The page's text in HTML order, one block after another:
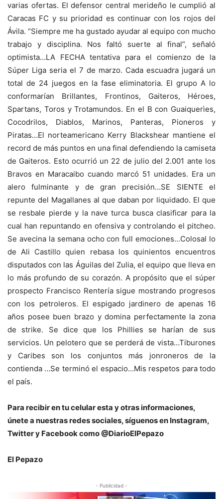
varias ofertas. El defensor central merideño le cumplió al
Caracas FC y su prioridad es continuar con los rojos del
Ávila. “Siempre me ha gustado ayudar al equipo con mucho
trabajo y disciplina. Nos faltó suerte al final”, señaló
optimista…LA FECHA tentativa para el comienzo de la
Súper Liga seria el 7 de marzo. Cada escuadra jugará un
total de 24 juegos en la fase eliminatoria. El grupo A lo
conformarían Brillantes, Frontinos, Gaiteros, Héroes,
Spartans, Toros y Trotamundos. En el B con Guaiquerìes,
Cocodrilos, Diablos, Marinos, Panteras, Pioneros y
Piratas…El norteamericano Kerry Blackshear mantiene el
record de más puntos en una final defendiendo la camiseta
de Gaiteros. Esto ocurrió un 22 de julio del 2.001 ante los
Bravos en Maracaibo cuando marcó 51 unidades. Era un
alero fulminante y de gran precisión…SE SIENTE el
repunte del Magallanes al que daban por liquidado. El que
se resbale pierde y la nave turca busca clasificar para la
cual han repuntando en ofensiva y controlando el pitcheo.
Se avecina la semana ocho con full emociones…Colosal lo
de Ali Castillo quien rebasa los quinientos encuentros
disputados con las Águilas del Zulia, el equipo que lleva en
lo más profundo de su corazón. A propósito que el súper
prospecto Francisco Rentería sigue mostrando progresos
con los petroleros. El espigado jardinero de apenas 16
años posee buen brazo y domina perfectamente la zona
de strike. Se dice que los Phillies se harían de sus
servicios. Un pelotero que se perderá de vista…Tiburones
y Caribes son los conjuntos más jonroneros de la
contienda …Se terminó el espacio…Mis respetos para todo
el país.
Para recibir en tu celular esta y otras informaciones,
únete a nuestras redes sociales, síguenos en Instagram,
Twitter y Facebook como @DiarioElPepazo
El Pepazo
- Publicidad -